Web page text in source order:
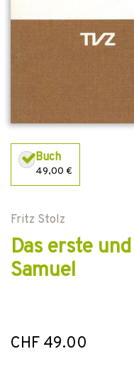
Buch
49,00 €
Fritz Stolz
Das erste
Samuel
CHF 49.00